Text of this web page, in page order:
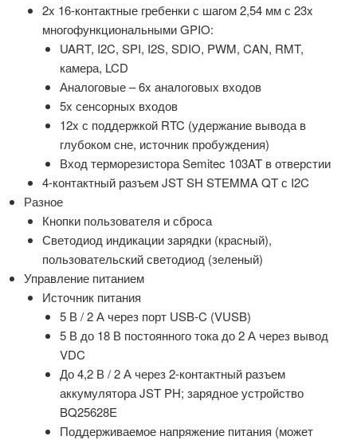
2x 16-контактные гребенки с шагом 2,54 мм с 23x
многофункциональными GPIO:
UART, I2C, SPI, I2S, SDIO, PWM, CAN, RMT,
камера, LCD
Аналоговые – 6x аналоговых входов
5x сенсорных входов
12x с поддержкой RTC (удержание вывода в
глубоком сне, источник пробуждения)
Вход терморезистора Semitec 103AT в отверстии
4-контактный разъем JST SH STEMMA QT с I2C
Разное
Кнопки пользователя и сброса
Светодиод индикации зарядки (красный),
пользовательский светодиод (зеленый)
Управление питанием
Источник питания
5 В / 2 А через порт USB-C (VUSB)
5 В до 18 В постоянного тока до 2 А через вывод
VDC
До 4,2 В / 2 А через 2-контактный разъем
аккумулятора JST PH; зарядное устройство
BQ25628E
Поддерживаемое напряжение питания (может